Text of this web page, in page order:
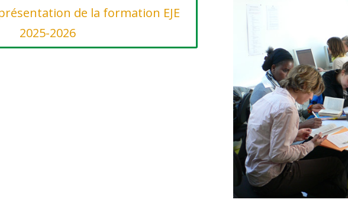
de la formation EJE
2025-2026